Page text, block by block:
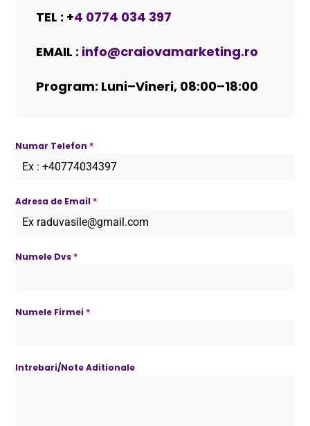
TEL : +4 0774 034 397
EMAIL : info@craiovamarketing.ro
Program: Luni–Vineri, 08:00–18:00
Numar Telefon *
Adresa de Email *
Numele Dvs *
Numele Firmei *
Intrebari/Note Aditionale